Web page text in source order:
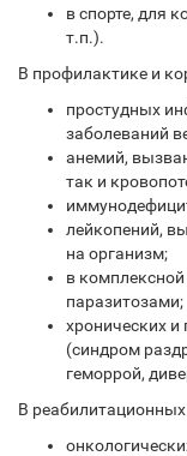
в спорте, для
т.п.).
В профилактике и
простудных
заболеваний
анемий,
так и
лейкопений,
на организм;
в
паразитозами;
хронических
(синдром
геморрой,
В